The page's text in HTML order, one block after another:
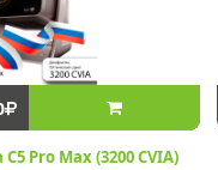
Pro Max (3200 CVIA)